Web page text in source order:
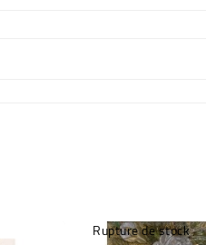
Rupture de stock